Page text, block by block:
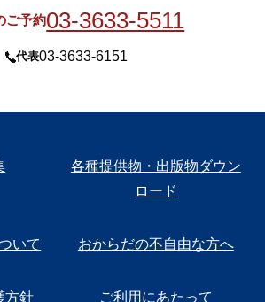
ご予約03-3633-5511
代表03-3633-6151
各種提供物・出版物ダウン
ロード
いて おからだの不自由な方へ
方針 ご利用にあたって